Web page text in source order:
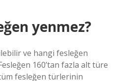
yenmez?
ve hangi fesleğen
160’tan fazla alt türe
fesleğen türlerinin